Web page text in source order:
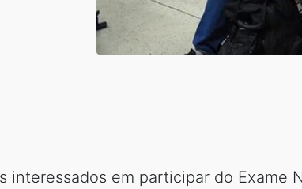
interessados em participar do Exame